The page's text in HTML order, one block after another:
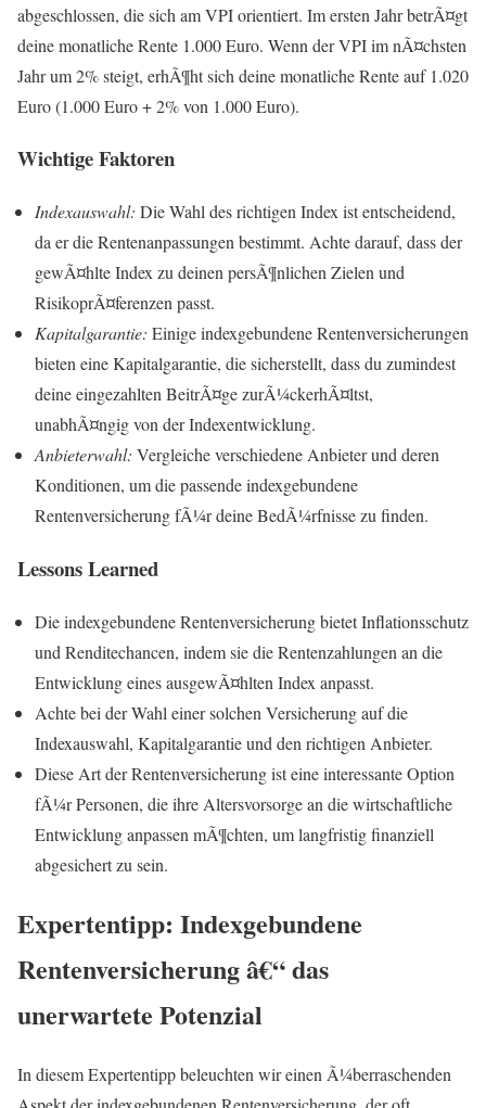
abgeschlossen, die sich am VPI orientiert. Im ersten Jahr betrÃ¤gt
deine monatliche Rente 1.000 Euro. Wenn der VPI im nÃ¤chsten
Jahr um 2% steigt, erhÃ¶ht sich deine monatliche Rente auf 1.020
Euro (1.000 Euro + 2% von 1.000 Euro).
Wichtige Faktoren
Indexauswahl: Die Wahl des richtigen Index ist entscheidend,
da er die Rentenanpassungen bestimmt. Achte darauf, dass der
gewÃ¤hlte Index zu deinen persÃ¶nlichen Zielen und
RisikoprÃ¤ferenzen passt.
Kapitalgarantie: Einige indexgebundene Rentenversicherungen
bieten eine Kapitalgarantie, die sicherstellt, dass du zumindest
deine eingezahlten BeitrÃ¤ge zurÃ¼ckerhÃ¤ltst,
unabhÃ¤ngig von der Indexentwicklung.
Anbieterwahl: Vergleiche verschiedene Anbieter und deren
Konditionen, um die passende indexgebundene
Rentenversicherung fÃ¼r deine BedÃ¼rfnisse zu finden.
Lessons Learned
Die indexgebundene Rentenversicherung bietet Inflationsschutz
und Renditechancen, indem sie die Rentenzahlungen an die
Entwicklung eines ausgewÃ¤hlten Index anpasst.
Achte bei der Wahl einer solchen Versicherung auf die
Indexauswahl, Kapitalgarantie und den richtigen Anbieter.
Diese Art der Rentenversicherung ist eine interessante Option
fÃ¼r Personen, die ihre Altersvorsorge an die wirtschaftliche
Entwicklung anpassen mÃ¶chten, um langfristig finanziell
abgesichert zu sein.
Expertentipp: Indexgebundene
Rentenversicherung â€“ das
unerwartete Potenzial
In diesem Expertentipp beleuchten wir einen Ã¼berraschenden